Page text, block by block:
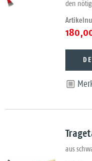
den
aus